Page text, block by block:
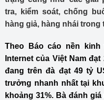
tra, kiểm soát, chống
hàng giả, hàng nhái
Theo Báo cáo nền
Internet của Việt Nam
đang trên đà đạt 49 tỷ
trưởng nhanh nhất tại
khoảng 31%. Bà đánh